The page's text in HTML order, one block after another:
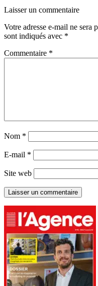
Laisser un commentaire
Votre adresse e-mail ne sera
sont indiqués avec *
Commentaire *
Nom *
E-mail *
Site web